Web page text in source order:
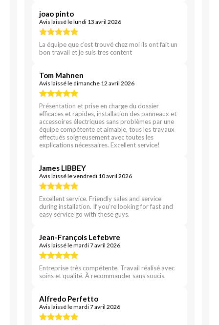
joao pinto
Avis laissé le lundi 13 avril 2026
La équipe que c'est trouvé chez moi ils ont fait un
bon travail et je suis tres content
Tom Mahnen
Avis laissé le dimanche 12 avril 2026
Présentation et prise en charge du dossier
efficaces et rapides, installation des panneaux et
accessoires électriques sans problèmes par une
équipe compétente et aimable, tous les travaux
effectués soigneusement avec toutes les
explications nécessaires. Excellent service!
James LIBBEY
Avis laissé le vendredi 10 avril 2026
Excellent service. Friendly sales and service
during installation. If you’re looking for fast and
easy service go with these guys.
Jean-François Lefebvre
Avis laissé le mardi 7 avril 2026
Entreprise très compétente. Travail réalisé avec
soins et qualité. À recommander sans soucis.
Alfredo Perfetto
Avis laissé le mardi 7 avril 2026